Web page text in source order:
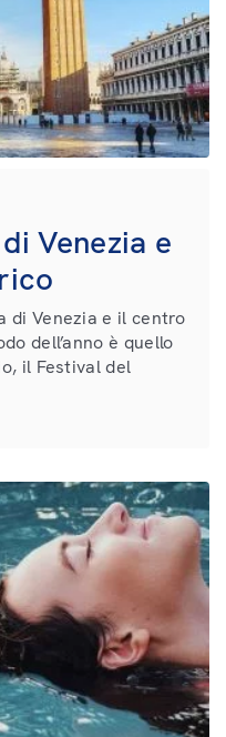
Venezia e
di Venezia e il centro
dell’anno è quello
il Festival del